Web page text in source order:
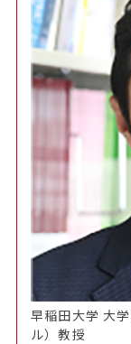
早稲田大学 大
ル）教授